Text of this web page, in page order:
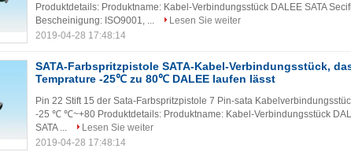
Produktdetails: Produktname: Kabel-Verbindungsstück DALEE SATA
Bescheinigung: ISO9001, ...
Lesen Sie weiter
2019-04-28 17:48:14
SATA-Farbspritzpistole SATA-Kabel-Verbindungsstück,
Temprature -25℃ zu 80℃ DALEE laufen lässt
Pin 22 Stift 15 der Sata-Farbspritzpistole 7 Pin-sata
-25 ℃ ℃~+80 Produktdetails: Produktname: Kabel-Verbindungsstück
SATA ...
Lesen Sie weiter
2019-04-28 17:48:14